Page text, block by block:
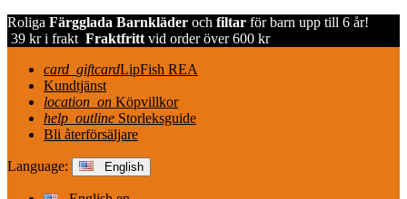
Roliga Färgglada Barnkläder och filtar för barn upp till 6 år!
39 kr i frakt Fraktfritt vid order över 600 kr
card_giftcardLipFish REA
Kundtjänst
location_on Köpvillkor
help_outline Storleksguide
Bli återförsäljare
Language: English